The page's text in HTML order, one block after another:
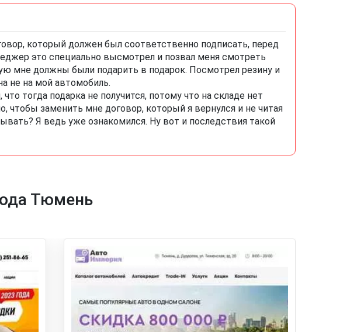
который должен был соответственно подписать, перед
это специально высмотрел и позвал меня смотреть
мне должны были подарить в подарок. Посмотрел резину и
не на мой автомобиль.
тогда подарка не получится, потому что на складе нет
чтобы заменить мне договор, который я вернулся и не читая
Я ведь уже ознакомился. Ну вот и последствия такой
Тюмень